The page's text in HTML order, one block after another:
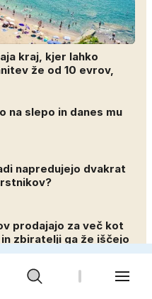
kraj, kjer lahko
že od 10 evrov,
na slepo in danes mu
napredujejo dvakrat
prodajajo za več kot
zbiratelji ga že iščejo